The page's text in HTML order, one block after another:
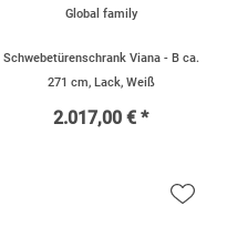
Global family
Schwebetürenschrank Viana - B ca.
271 cm, Lack, Weiß
2.017,00 € *